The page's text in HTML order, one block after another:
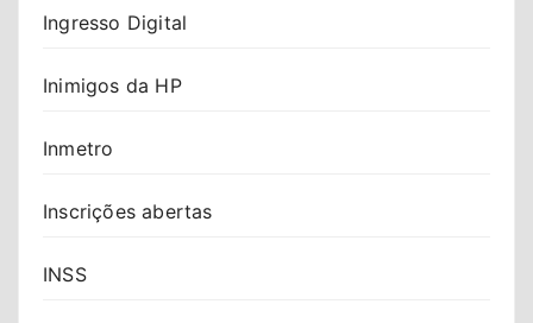
Ingresso Digital
Inimigos da HP
Inmetro
Inscrições abertas
INSS